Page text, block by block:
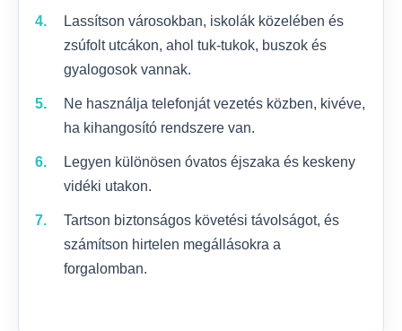
Lassítson városokban, iskolák közelében és
zsúfolt utcákon, ahol tuk-tukok, buszok és
gyalogosok vannak.
Ne használja telefonját vezetés közben, kivéve,
ha kihangosító rendszere van.
Legyen különösen óvatos éjszaka és keskeny
vidéki utakon.
Tartson biztonságos követési távolságot, és
számítson hirtelen megállásokra a
forgalomban.